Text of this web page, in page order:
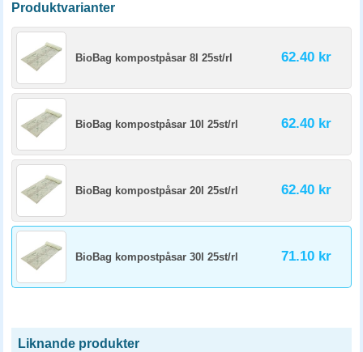
Produktvarianter
BioBag kompostpåsar 8l 25st/rl 62.40 kr
BioBag kompostpåsar 10l 25st/rl 62.40 kr
BioBag kompostpåsar 20l 25st/rl 62.40 kr
BioBag kompostpåsar 30l 25st/rl 71.10 kr
Liknande produkter